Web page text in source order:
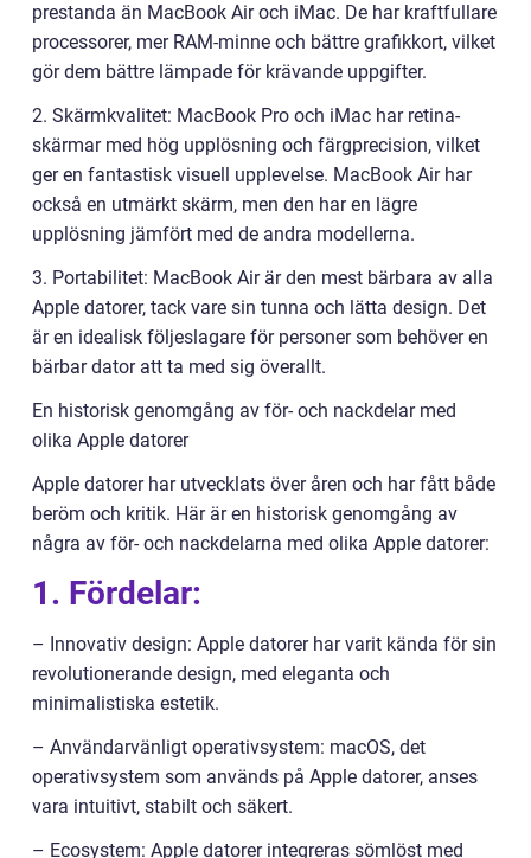
prestanda än MacBook Air och iMac. De har kraftfullare
processorer, mer RAM-minne och bättre grafikkort, vilket
gör dem bättre lämpade för krävande uppgifter.
2. Skärmkvalitet: MacBook Pro och iMac har retina-
skärmar med hög upplösning och färgprecision, vilket
ger en fantastisk visuell upplevelse. MacBook Air har
också en utmärkt skärm, men den har en lägre
upplösning jämfört med de andra modellerna.
3. Portabilitet: MacBook Air är den mest bärbara av alla
Apple datorer, tack vare sin tunna och lätta design. Det
är en idealisk följeslagare för personer som behöver en
bärbar dator att ta med sig överallt.
En historisk genomgång av för- och nackdelar med
olika Apple datorer
Apple datorer har utvecklats över åren och har fått både
beröm och kritik. Här är en historisk genomgång av
några av för- och nackdelarna med olika Apple datorer:
1. Fördelar:
– Innovativ design: Apple datorer har varit kända för sin
revolutionerande design, med eleganta och
minimalistiska estetik.
– Användarvänligt operativsystem: macOS, det
operativsystem som används på Apple datorer, anses
vara intuitivt, stabilt och säkert.
– Ecosystem: Apple datorer integreras sömlöst med